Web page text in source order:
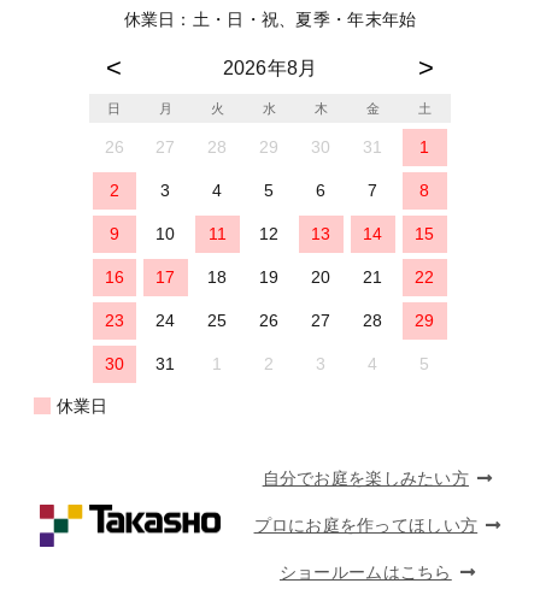
休業日：土・日・祝、夏季・年末年始
2026年8月
日 月 火 水 木 金 土
26 27 28 29 30 31 1
2 3 4 5 6 7 8
9 10 11 12 13 14 15
16 17 18 19 20 21 22
23 24 25 26 27 28 29
30 31 1 2 3 4 5
休業日
自分でお庭を楽しみたい方
プロにお庭を作ってほしい方
ショールームはこちら